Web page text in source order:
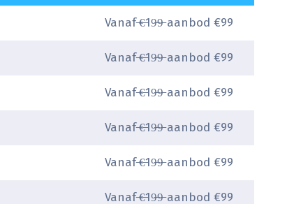
Vanaf ̶€̶19̶9̶ aanbod €99
Vanaf ̶€̶19̶9̶ aanbod €99
Vanaf ̶€̶19̶9̶ aanbod €99
Vanaf ̶€̶19̶9̶ aanbod €99
Vanaf ̶€̶19̶9̶ aanbod €99
Vanaf ̶€̶19̶9̶ aanbod €99